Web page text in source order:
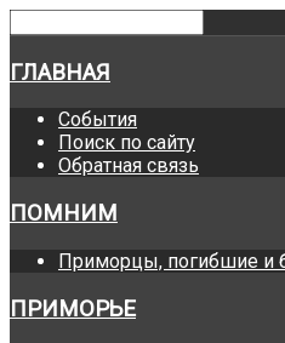
ГЛАВНАЯ
События
Поиск по сайту
Обратная связь
ПОМНИМ
Приморцы, погибшие и
ПРИМОРЬЕ